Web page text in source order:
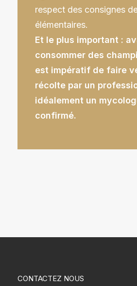
respect des consignes
élémentaires.
Et le plus important :
consommer des
est impératif de faire
récolte par un
idéalement un
confirmé.
CONTACTEZ NOUS